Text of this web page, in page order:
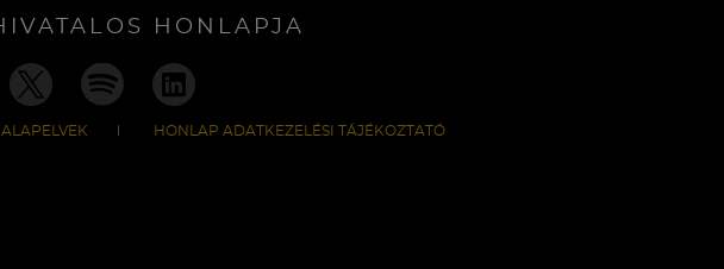
HONLAPJA
HONLAP ADATKEZELÉSI TÁJÉKOZTATÓ